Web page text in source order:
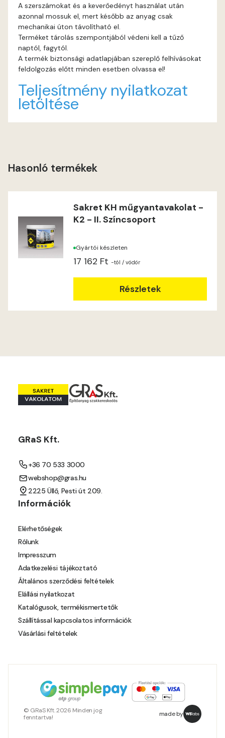
A szerszámokat és a keverőedényt használat után
azonnal mossuk el, mert később az anyag csak
mechanikai úton távolítható el.
Terméket tárolás szempontjából védeni kell a tűző
naptól, fagytól.
A termék biztonsági adatlapjában szereplő felhívásokat
feldolgozás előtt minden esetben olvassa el!
Teljesítmény nyilatkozat
letöltése
Hasonló termékek
Sakret KH műgyantavakolat -
K2 - II. Színcsoport
Gyártói készleten
17 162 Ft -tól / vödör
Részletek
GRaS Kft.
+36 70 533 3000
webshop@gras.hu
2225 Üllő, Pesti út 209.
Információk
Elérhetőségek
Rólunk
Impresszum
Adatkezelési tájékoztató
Általános szerződési feltételek
Elállási nyilatkozat
Katalógusok, termékismertetők
Szállítással kapcsolatos információk
Vásárlási feltételek
© GRaS Kft. 2026 Minden jog
fenntartva!
made by